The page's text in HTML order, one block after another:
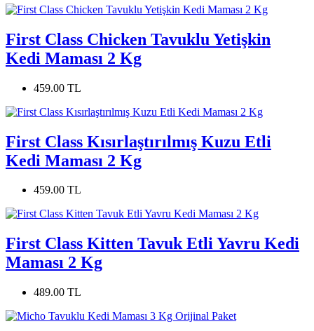
First Class Chicken Tavuklu Yetişkin
Kedi Maması 2 Kg
459.00 TL
First Class Kısırlaştırılmış Kuzu Etli
Kedi Maması 2 Kg
459.00 TL
First Class Kitten Tavuk Etli Yavru Kedi
Maması 2 Kg
489.00 TL